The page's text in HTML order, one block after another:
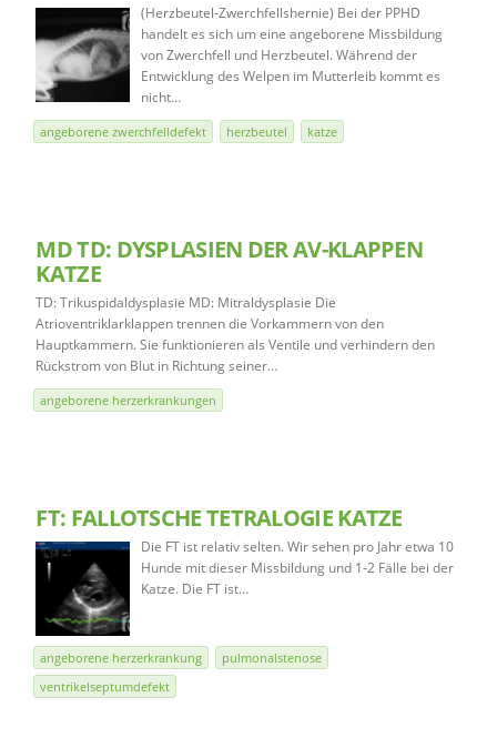
(Herzbeutel-Zwerchfellshernie) Bei der PPHD
handelt es sich um eine angeborene Missbildung
von Zwerchfell und Herzbeutel. Während der
Entwicklung des Welpen im Mutterleib kommt es
nicht…
angeborene zwerchfelldefekt herzbeutel katze
MD TD: DYSPLASIEN DER AV-KLAPPEN
KATZE
TD: Trikuspidaldysplasie MD: Mitraldysplasie Die
Atrioventriklarklappen trennen die Vorkammern von den
Hauptkammern. Sie funktionieren als Ventile und verhindern den
Rückstrom von Blut in Richtung seiner…
angeborene herzerkrankungen
FT: FALLOTSCHE TETRALOGIE KATZE
Die FT ist relativ selten. Wir sehen pro Jahr etwa 10
Hunde mit dieser Missbildung und 1-2 Fälle bei der
Katze. Die FT ist…
angeborene herzerkrankung
pulmonalstenose
ventrikelseptumdefekt